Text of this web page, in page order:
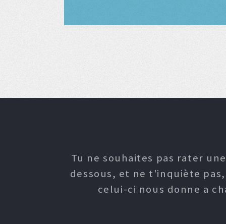
Tu ne souhaites pas rater
dessous, et ne t'inquiète
celui-ci nous donne a